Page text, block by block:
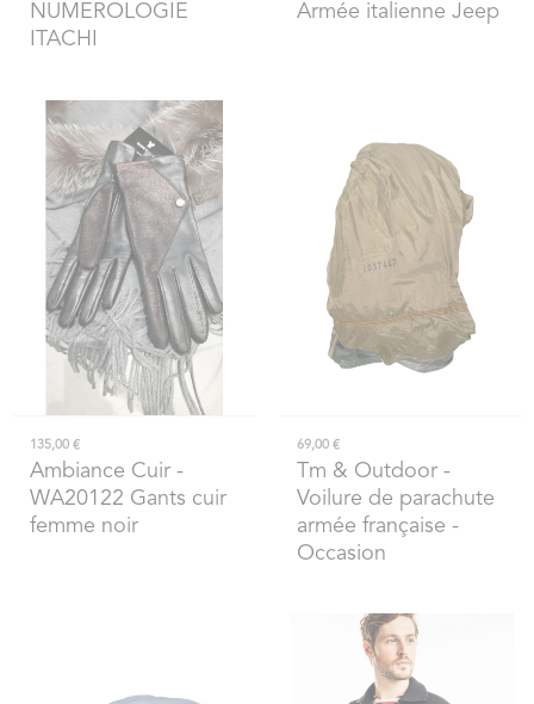
NUMEROLOGIE
ITACHI
Armée italienne Jeep
135,00 €
Ambiance Cuir-
WA20122 Gants cuir
femme noir
69,00 €
Tm & Outdoor-
Voilure de parachute
armée française -
Occasion